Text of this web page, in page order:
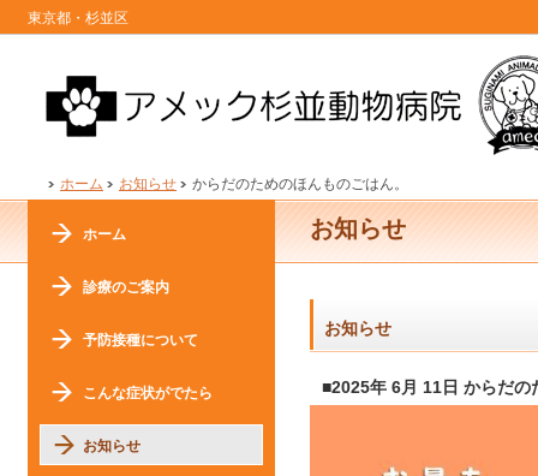
東京都・杉並区
ホーム お知らせ からだのためのほんものごはん。
お知らせ
お知らせ
■2025年 6月 11日 からだの
ホーム
診療のご案内
予防接種について
こんな症状がでたら
お知らせ